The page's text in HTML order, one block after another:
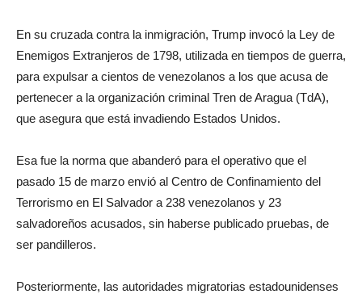
En su cruzada contra la inmigración, Trump invocó la Ley de
Enemigos Extranjeros de 1798, utilizada en tiempos de guerra,
para expulsar a cientos de venezolanos a los que acusa de
pertenecer a la organización criminal Tren de Aragua (TdA),
que asegura que está invadiendo Estados Unidos.
Esa fue la norma que abanderó para el operativo que el
pasado 15 de marzo envió al Centro de Confinamiento del
Terrorismo en El Salvador a 238 venezolanos y 23
salvadoreños acusados, sin haberse publicado pruebas, de
ser pandilleros.
Posteriormente, las autoridades migratorias estadounidenses